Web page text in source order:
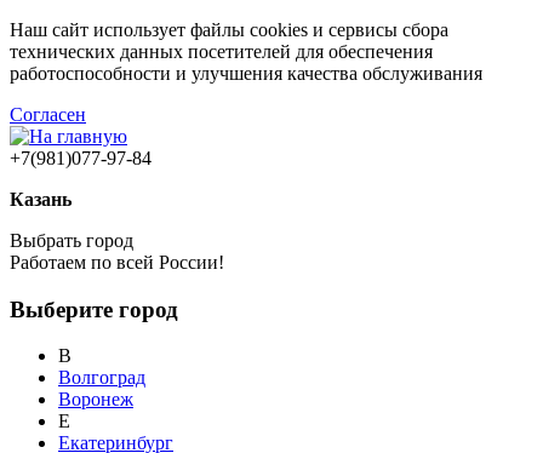
Наш сайт использует файлы cookies и сервисы сбора
технических данных посетителей для обеспечения
работоспособности и улучшения качества обслуживания
Согласен
+7(981)077-97-84
Казань
Выбрать город
Работаем по всей России!
Выберите город
В
Волгоград
Воронеж
Е
Екатеринбург